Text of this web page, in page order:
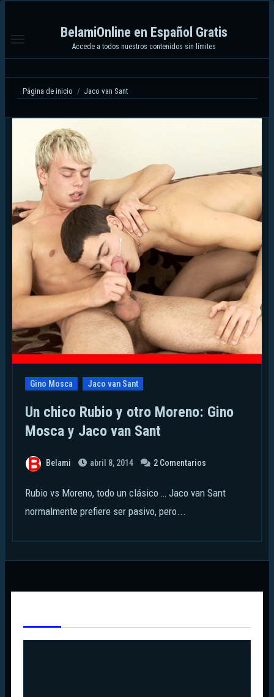
contenido
BelamiOnline en Español Gratis
Accede a todos nuestros contenidos sin límites
Página de inicio Jaco van Sant
Gino Mosca Jaco van Sant
Un chico Rubio y otro Moreno: Gino
Mosca y Jaco van Sant
Belami abril 8, 2014 2 Comentarios
Rubio vs Moreno, todo un clásico … Jaco van Sant
normalmente prefiere ser pasivo, pero...